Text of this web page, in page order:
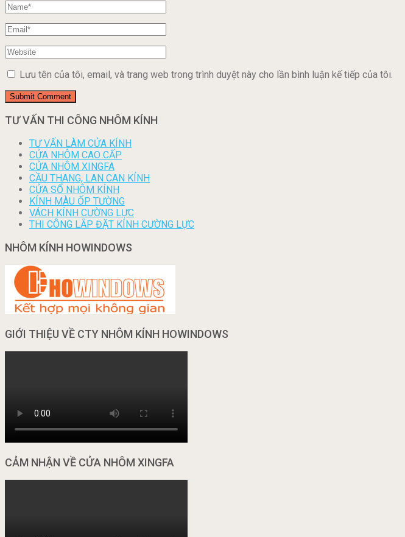
Lưu tên của tôi, email, và trang web trong trình duyệt này cho lần bình luận kế tiếp của tôi.
TƯ VẤN THI CÔNG NHÔM KÍNH
TƯ VẤN LÀM CỬA KÍNH
CỬA NHÔM CAO CẤP
CỬA NHÔM XINGFA
CẦU THANG, LAN CAN KÍNH
CỬA SỔ NHÔM KÍNH
KÍNH MÀU ỐP TƯỜNG
VÁCH KÍNH CƯỜNG LỰC
THI CÔNG LẮP ĐẶT KÍNH CƯỜNG LỰC
NHÔM KÍNH HOWINDOWS
GIỚI THIỆU VỀ CTY NHÔM KÍNH HOWINDOWS
CẢM NHẬN VỀ CỬA NHÔM XINGFA